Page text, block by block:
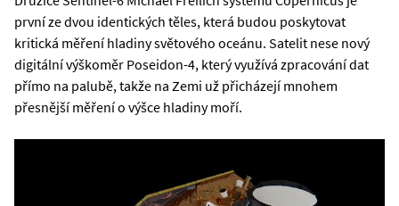
první ze dvou identických těles, která budou poskytovat
kritická měření hladiny světového oceánu. Satelit nese nový
digitální výškoměr Poseidon-4, který využívá zpracování dat
přímo na palubě, takže na Zemi už přicházejí mnohem
přesnější měření o výšce hladiny moří.